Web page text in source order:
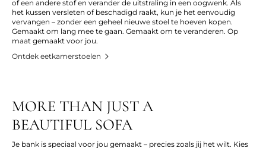
of een andere stof en verander de uitstraling in een oogwenk. Als
het kussen versleten of beschadigd raakt, kun je het eenvoudig
vervangen – zonder een geheel nieuwe stoel te hoeven kopen.
Gemaakt om lang mee te gaan. Gemaakt om te veranderen. Op
maat gemaakt voor jou.
Ontdek eetkamerstoelen
MORE THAN JUST A
BEAUTIFUL SOFA
Je bank is speciaal voor jou gemaakt – precies zoals jij het wilt. Kies